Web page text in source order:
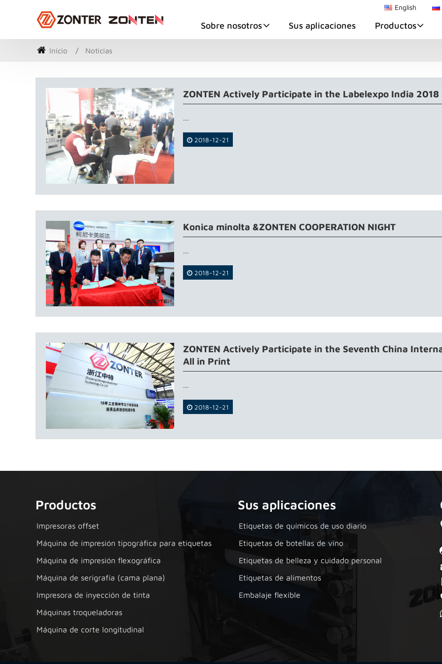
English
Sobre nosotros Sus aplicaciones Productos
Inicio Noticias
ZONTEN Actively Participate in the Labelexpo India 2018
...
2018-12-21
Konica minolta &ZONTEN COOPERATION NIGHT
...
2018-12-21
ZONTEN Actively Participate in the Seventh China
All in Print
...
2018-12-21
Productos
Impresoras offset
Máquina de impresión tipográfica para etiquetas
Máquina de impresión flexográfica
Máquina de serigrafía (cama plana)
Impresora de inyección de tinta
Máquinas troqueladoras
Máquina de corte longitudinal
Sus aplicaciones
Etiquetas de químicos de uso diario
Etiquetas de botellas de vino
Etiquetas de belleza y cuidado personal
Etiquetas de alimentos
Embalaje flexible